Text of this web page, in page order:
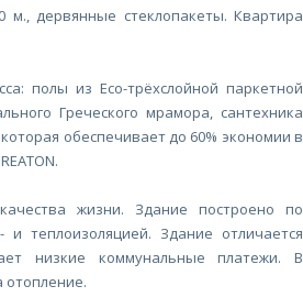
дервянные стеклопакеты. Квартира
полы из Eco-трёхслойной паркетной
Греческого мрамора, сантехника
обеспечивает до 60% экономии в
жизни. Здание построено по
и теплоизоляцией. Здание отличается
низкие коммунальные платежи. В
отопление.